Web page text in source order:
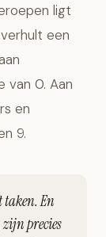
ligt
een
van 0. Aan
en
9.
taken. En
precies